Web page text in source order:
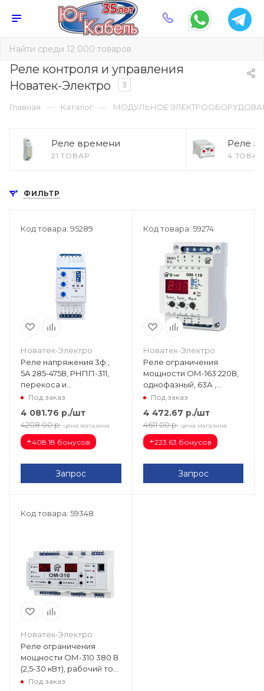
Реле контроля и управления
Новатек-Электро
3
Главная — Каталог — МОДУЛЬНОЕ
Реле времени
21 ТОВАР
Реле
4
ФИЛЬТР
Код товара: 95289
Новатек-Электро
Реле напряжения 3ф.,
5А 285-475В, РНПП-311,
перекоса и
последовательности
фаз 3425600311
Под заказ
4 081.76 р./шт
4208.00 р. цена магазина
+408.18 бонусов
Запрос
Код товара: 59274
Новатек-Электро
Реле ограничения
мощности ОМ-163 220В,
однофазный, 63А ,
встроенное реле напр
Под заказ
4 472.67 р./шт
4611.00 р. цена магазина
+223.63 бонусов
Запрос
Код товара: 59348
Новатек-Электро
Реле ограничения
мощности ОМ-310 380 В
(2,5-30 кВт), рабочий ток
5А 3425604310
Под заказ